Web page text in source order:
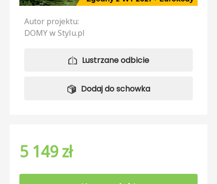
Autor projektu:
DOMY w Stylu.pl
Lustrzane odbicie
Dodaj do schowka
5 149 zł